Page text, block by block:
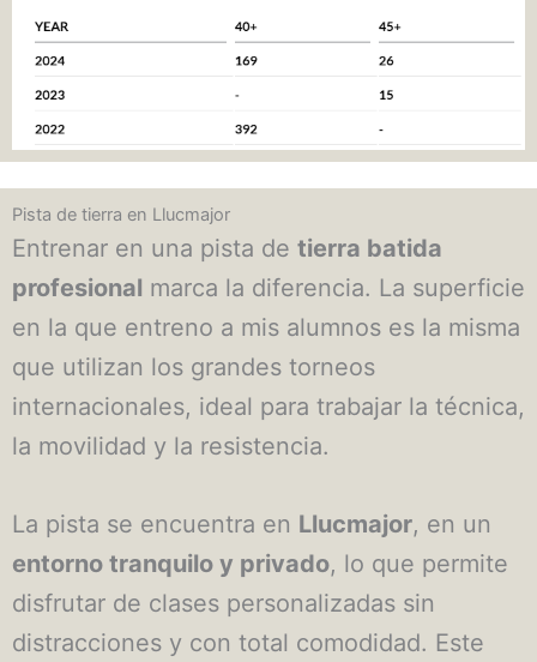
Pista de tierra en Llucmajor
Entrenar en una pista de tierra batida
profesional marca la diferencia. La superficie
en la que entreno a mis alumnos es la misma
que utilizan los grandes torneos
internacionales, ideal para trabajar la técnica,
la movilidad y la resistencia.
La pista se encuentra en Llucmajor, en un
entorno tranquilo y privado, lo que permite
disfrutar de clases personalizadas sin
distracciones y con total comodidad. Este